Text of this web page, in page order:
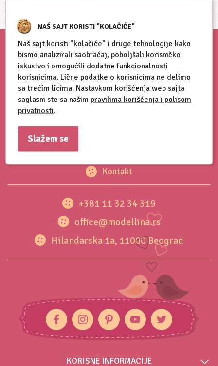
Kontakt
+381 11 32 34 319
office@modellina.rs
Hilandarska 1a, 11000 Beograd
KORISNE INFORMACIJE
NAŠ SAJT KORISTI "KOLAČIĆE"
Naš sajt koristi "kolačiće" i druge tehnologije kako
bismo analizirali saobraćaj, poboljšali korisničko
iskustvo i omogućili dodatne funkcionalnosti
korisnicima. Lične podatke o korisnicima ne delimo
sa trećim licima. Nastavkom korišćenja web sajta
saglasni ste sa našim pravilima korišćenja i polisom
privatnosti.
Slažem se